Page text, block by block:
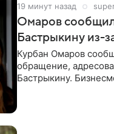
19 минут назад
Омаров
Бастрыкину из-
Курбан Омаров
обращение,
Бастрыкину.